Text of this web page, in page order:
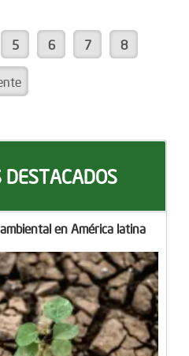
5 6 7 8
DESTACADOS
en América latina